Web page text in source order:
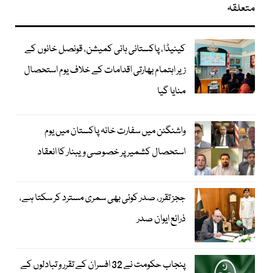
متعلقہ
کینیڈا، پاکستانی ہائی کمیشن، قونصل خانوں کے
زیر اہتمام بھارتی اقدامات کے خلاف یوم استحصال
منایا گیا
واشنگٹن میں سفارت خانہ پاکستان میں یوم
استحصال کشمیر پر خصوصی ویبنار کا انعقاد
ججز تقرر، صدر کوئی بھی سمری مسترد کر سکتا ہے،
ذرائع ایوان صدر
پنجاب حکومت نے 32 افسران کے تقرر و تبادلوں کے